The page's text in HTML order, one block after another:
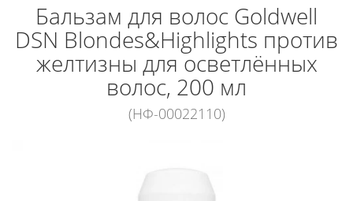
Бальзам для волос Goldwell
DSN Blondes&Highlights против
желтизны для осветлённых
волос, 200 мл
(НФ-00022110)